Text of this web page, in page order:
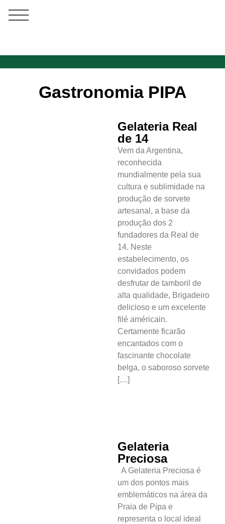
Gastronomia PIPA
Gelateria Real
de 14
Vem da Argentina,
reconhecida
mundialmente pela sua
cultura e sublimidade na
produção de sorvete
artesanal, a base da
produção dos 2
fundadores da Real de
14. Neste
estabelecimento, os
convidados podem
desfrutar de tamboril de
alta qualidade, Brigadeiro
delicioso e um excelente
filé américain.
Certamente ficarão
encantados com o
fascinante chocolate
belga, o saboroso sorvete
[…]
Gelateria
Preciosa
A Gelateria Preciosa é
um dos pontos mais
emblemáticos na área da
Praia de Pipa e
representa o local ideal